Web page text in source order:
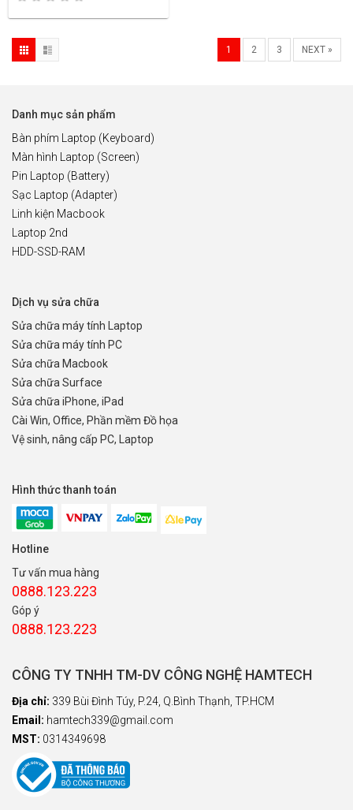
1 2 3 NEXT »
Danh mục sản phẩm
Bàn phím Laptop (Keyboard)
Màn hình Laptop (Screen)
Pin Laptop (Battery)
Sạc Laptop (Adapter)
Linh kiện Macbook
Laptop 2nd
HDD-SSD-RAM
Dịch vụ sửa chữa
Sửa chữa máy tính Laptop
Sửa chữa máy tính PC
Sửa chữa Macbook
Sửa chữa Surface
Sửa chữa iPhone, iPad
Cài Win, Office, Phần mềm Đồ họa
Vệ sinh, nâng cấp PC, Laptop
Hình thức thanh toán
Hotline
Tư vấn mua hàng
0888.123.223
Góp ý
0888.123.223
CÔNG TY TNHH TM-DV CÔNG NGHỆ HAMTECH
Địa chỉ: 339 Bùi Đình Túy, P.24, Q.Bình Thạnh, TP.HCM
Email: hamtech339@gmail.com
MST: 0314349698